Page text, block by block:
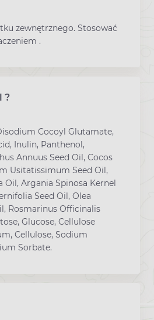
zewnętrznego. Stosować
.
?
Cocoyl Glutamate,
Inulin, Panthenol,
Annuus Seed Oil, Cocos
Usitatissimum Seed Oil,
Oil, Argania Spinosa Kernel
Seed Oil, Olea
Rosmarinus Officinalis
Glucose, Cellulose
Cellulose, Sodium
Sorbate.